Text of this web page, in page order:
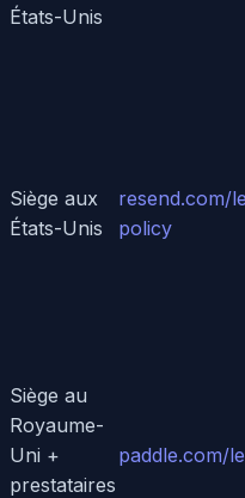
États-Unis
Siège aux
États-Unis
resend.com/
policy
Siège au
Royaume-
Uni +
prestataires
paddle.com/